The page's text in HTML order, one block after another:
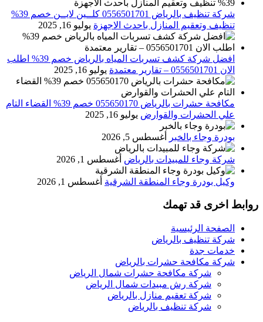
شركة تنظيف بالرياض 0556501701 كلــين لايــن خصم 39%
تنظيف وتعقيم المنازل باحدث الاجهزة يوليو 16, 2025
افضل شركة كشف تسربات المياه بالرياض خصم 39% اطلب
الان 0556501701‬‏ – تقارير معتمدة
يوليو 16, 2025
مكافحة حشرات بالرياض 055650170 خصم 39% القضاء التام
علي الحشرات والقوارض يوليو 16, 2025
بودرة وجاء بالخبر أغسطس 5, 2026
شركة وجاء للمبيدات بالرياض أغسطس 1, 2026
وكيل بودرة وجاء المنطقة الشرقية أغسطس 1, 2026
روابط اخرى قد تهمك
الصفحة الرئيسية
شركة تنظيف بالرياض
خدمات جدة
شركة مكافحة حشرات بالرياض
شركة مكافحة حشرات شمال الرياض
شركة رش مبيدات شمال الرياض
شركة تعقيم منازل بالرياض
شركة تنظيف بالرياض